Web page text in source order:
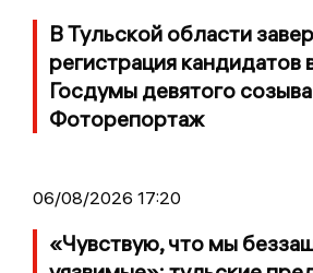
В Тульской области
регистрация кандидатов
Госдумы девятого
Фоторепортаж
06/08/2026 17:20
«Чувствую, что мы